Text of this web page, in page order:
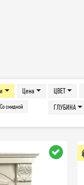
Цена
Со скидкой
ЦВЕТ
ГЛУБИНА